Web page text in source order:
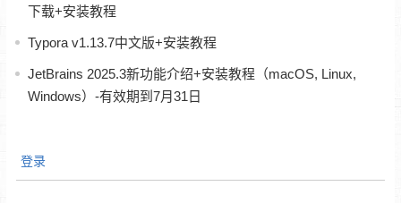
下载+安装教程
Typora v1.13.7中文版+安装教程
JetBrains 2025.3新功能介绍+安装教程（macOS, Linux,
Windows）-有效期到7月31日
登录